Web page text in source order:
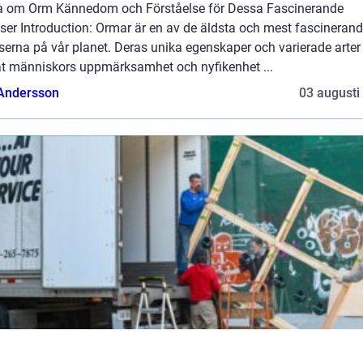
om Orm Kännedom och Förståelse för Dessa Fascinerande
Introduction: Ormar är en av de äldsta och mest
på vår planet. Deras unika egenskaper och varierade
människors uppmärksamhet och nyfikenhet ...
03 augusti